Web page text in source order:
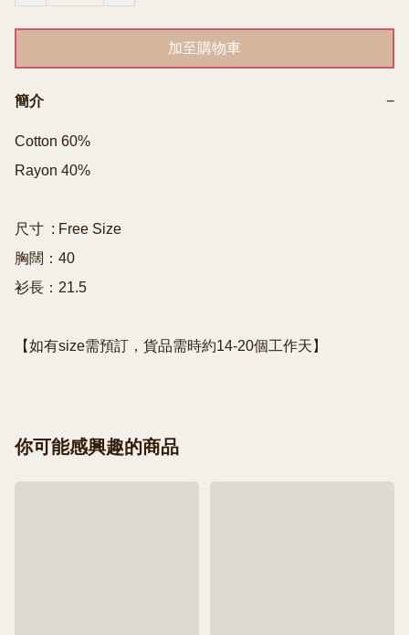
加至購物車
簡介 −
Cotton 60%
Rayon 40%
尺寸  : Free Size
胸闊：40
衫長：21.5
【如有size需預訂，貨品需時約14-20個工作天】
你可能感興趣的商品